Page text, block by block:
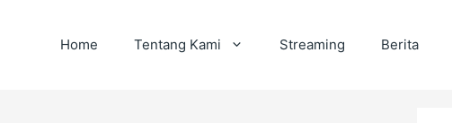
Home Tentang Kami Streaming Berita